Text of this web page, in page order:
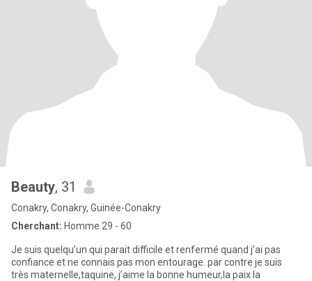
Beauty, 31
Conakry, Conakry, Guinée-Conakry
Cherchant: Homme 29 - 60
Je suis quelqu’un qui parait difficile et renfermé quand j’ai pas
confiance et ne connais pas mon entourage. par contre je suis
très maternelle,taquine, j’aime la bonne humeur,la paix la